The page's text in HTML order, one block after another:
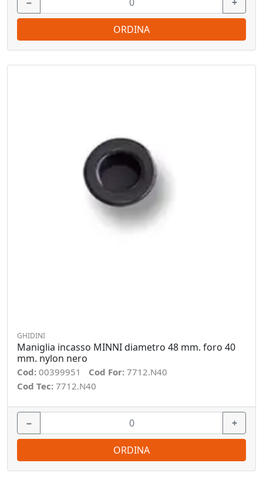
ORDINA
GHIDINI
Maniglia incasso MINNI diametro 48 mm. foro 40
mm. nylon nero
Cod: 00399951 Cod For: 7712.N40
Cod Tec: 7712.N40
− +
ORDINA